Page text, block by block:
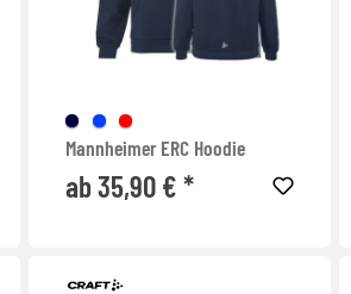
Mannheimer ERC Hoodie
ab 35,90 € *